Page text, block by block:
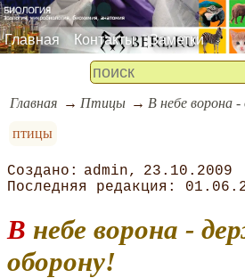
Главная Контакты Заметки
Главная Птицы
В небе ворона
птицы
admin
23.10.2009
В небе ворона - держи
оборону!